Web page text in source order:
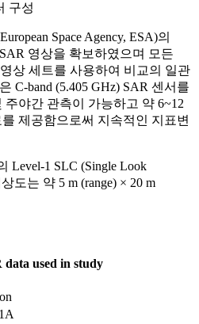
구성
Space Agency, ESA)의
영상을 확보하였으며 모든
상 세트를 사용하여 비교의 일관
C-band (5.405 GHz) SAR 센서를
야간 관측이 가능하고 약 6~12
제공함으로써 지속적인 지표변
Level-1 SLC (Single Look
도는 약 5 m (range) × 20 m
data used in study